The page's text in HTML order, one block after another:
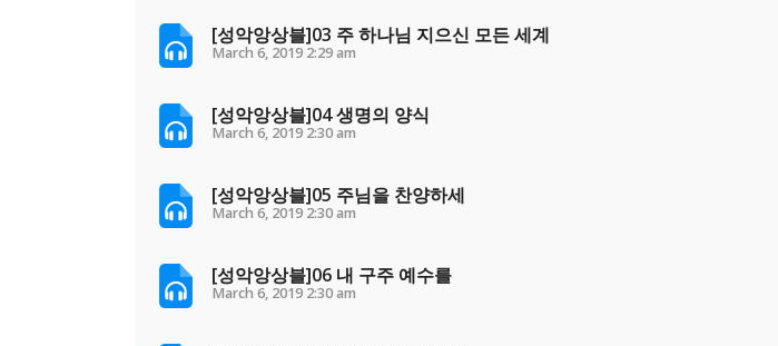
[성악앙상블]03 주 하나님 지으신 모든 세계
March 6, 2019 2:29 am
[성악앙상블]04 생명의 양식
March 6, 2019 2:30 am
[성악앙상블]05 주님을 찬양하세
March 6, 2019 2:30 am
[성악앙상블]06 내 구주 예수를
March 6, 2019 2:30 am